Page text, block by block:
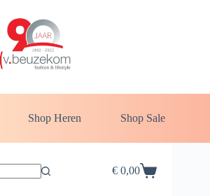
Shop Heren Shop Sale
€0,00